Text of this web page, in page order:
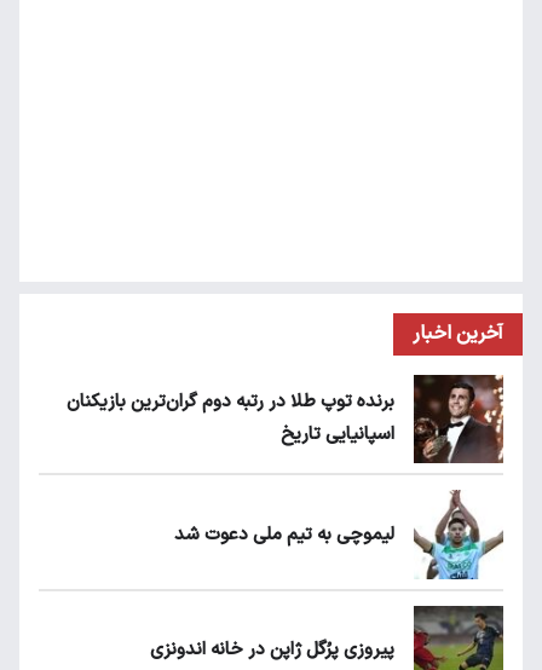
آخرین اخبار
برنده توپ طلا در رتبه دوم گران‌ترین بازیکنان
اسپانیایی تاریخ
لیموچی به تیم ملی دعوت شد
پیروزی پرُگل ژاپن در خانه اندونزی